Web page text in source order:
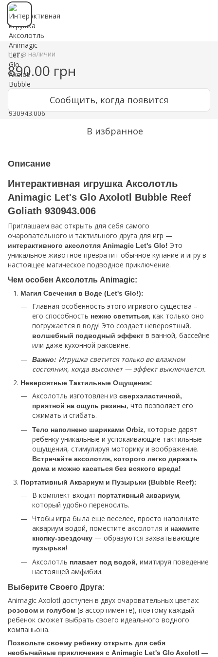
Нет в наличии
890.00 грн
Сообщить, когда появится
В избранное
Описание
Интерактивная игрушка Аксолотль
Animagic Let's Glo Axolotl Bubble Reef
Goliath 930943.006
Приглашаем вас открыть для себя самого
очаровательного и тактильного друга для игр —
интерактивного аксолотля Animagic Let's Glo! Это
уникальное животное превратит обычное купание и игру в
настоящее магическое подводное приключение.
Чем особен Аксолотль Animagic:
Магия Свечения в Воде (Let's Glo!):
Главная особенность этого игривого существа –
его способность нежно светиться, как только оно
погружается в воду! Это создает невероятный,
волшебный подводный эффект в ванной, бассейне
или даже кухонной раковине.
Важно: Игрушка светится только во влажном
состоянии, когда высохнет — эффект выключается.
Невероятные Тактильные Ощущения:
Аксолотль изготовлен из сверхэластичной,
приятной на ощупь резины, что позволяет его
сжимать и сгибать.
Тело наполнено шариками Orbіz, которые дарят
ребенку уникальные и успокаивающие тактильные
ощущения, стимулируя моторику и воображение.
Встречайте аксолотля, которого легко держать
дома и можно касаться без всякого вреда!
Портативный Аквариум и Пузырьки (Bubble Reef):
В комплект входит портативный аквариум,
который удобно переносить.
Чтобы игра была еще веселее, просто наполните
аквариум водой, поместите аксолотля и нажмите
кнопку-звездочку — образуются захватывающие
пузырьки!
Аксолотль плавает под водой, имитируя поведение
настоящей амфибии.
Выберите Своего Друга:
Animagic Axolotl доступен в двух очаровательных цветах:
розовом и голубом (в ассортименте), поэтому каждый
ребенок сможет выбрать своего идеального водного
компаньона.
Позвольте своему ребенку открыть для себя
необычайные приключения с Animagic Let's Glo Axolotl —